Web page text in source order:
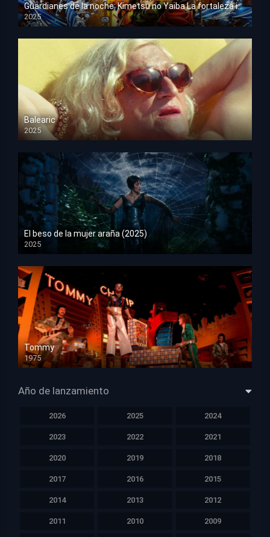
Guardianes de la noche: Kimetsu no Yaiba La fortaleza infinita
2025
HD 1080p
Balearic
2025
HD 1080p
El beso de la mujer araña (2025)
2025
HD 1080p
Tommy
1975
HD 1080p
Año de lanzamiento
2026 2025 2024
2023 2022 2021
2020 2019 2018
2017 2016 2015
2014 2013 2012
2011 2010 2009